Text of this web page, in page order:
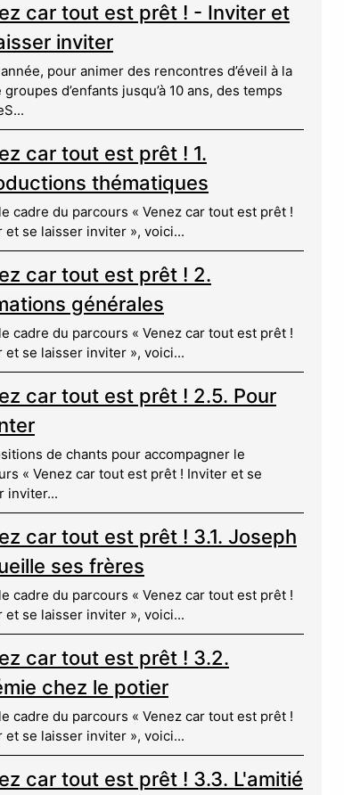
car tout est prêt ! - Inviter et
inviter
pour animer des rencontres d’éveil à la
d’enfants jusqu’à 10 ans, des temps
car tout est prêt ! 1.
thématiques
cadre du parcours « Venez car tout est prêt !
et se laisser inviter », voici...
car tout est prêt ! 2.
générales
cadre du parcours « Venez car tout est prêt !
et se laisser inviter », voici...
car tout est prêt ! 2.5. Pour
de chants pour accompagner le
« Venez car tout est prêt ! Inviter et se
inviter...
car tout est prêt ! 3.1. Joseph
ses frères
cadre du parcours « Venez car tout est prêt !
et se laisser inviter », voici...
car tout est prêt ! 3.2.
chez le potier
cadre du parcours « Venez car tout est prêt !
et se laisser inviter », voici...
car tout est prêt ! 3.3. L'amitié